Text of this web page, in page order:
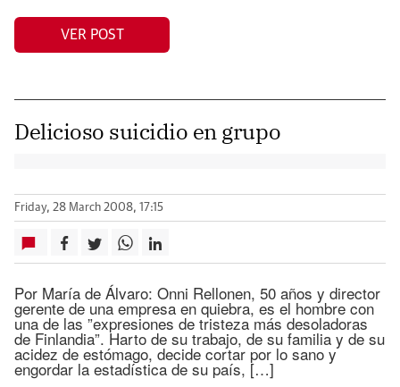
VER POST
Delicioso suicidio en grupo
Friday, 28 March 2008, 17:15
Por María de Álvaro: Onni Rellonen, 50 años y director
gerente de una empresa en quiebra, es el hombre con
una de las ”expresiones de tristeza más desoladoras
de Finlandia”. Harto de su trabajo, de su familia y de su
acidez de estómago, decide cortar por lo sano y
engordar la estadística de su país, […]